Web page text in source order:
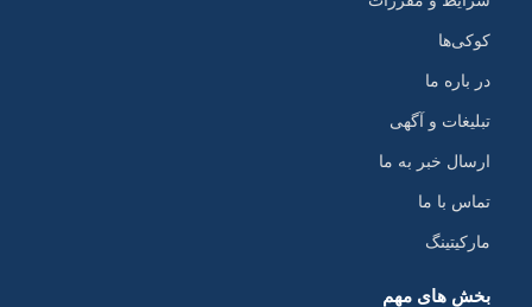
کوکی‌ها
در باره ما
تبلیغات و آگهی
ارسال خبر به ما
تماس با ما
مارکیتینگ
بخش های مهم